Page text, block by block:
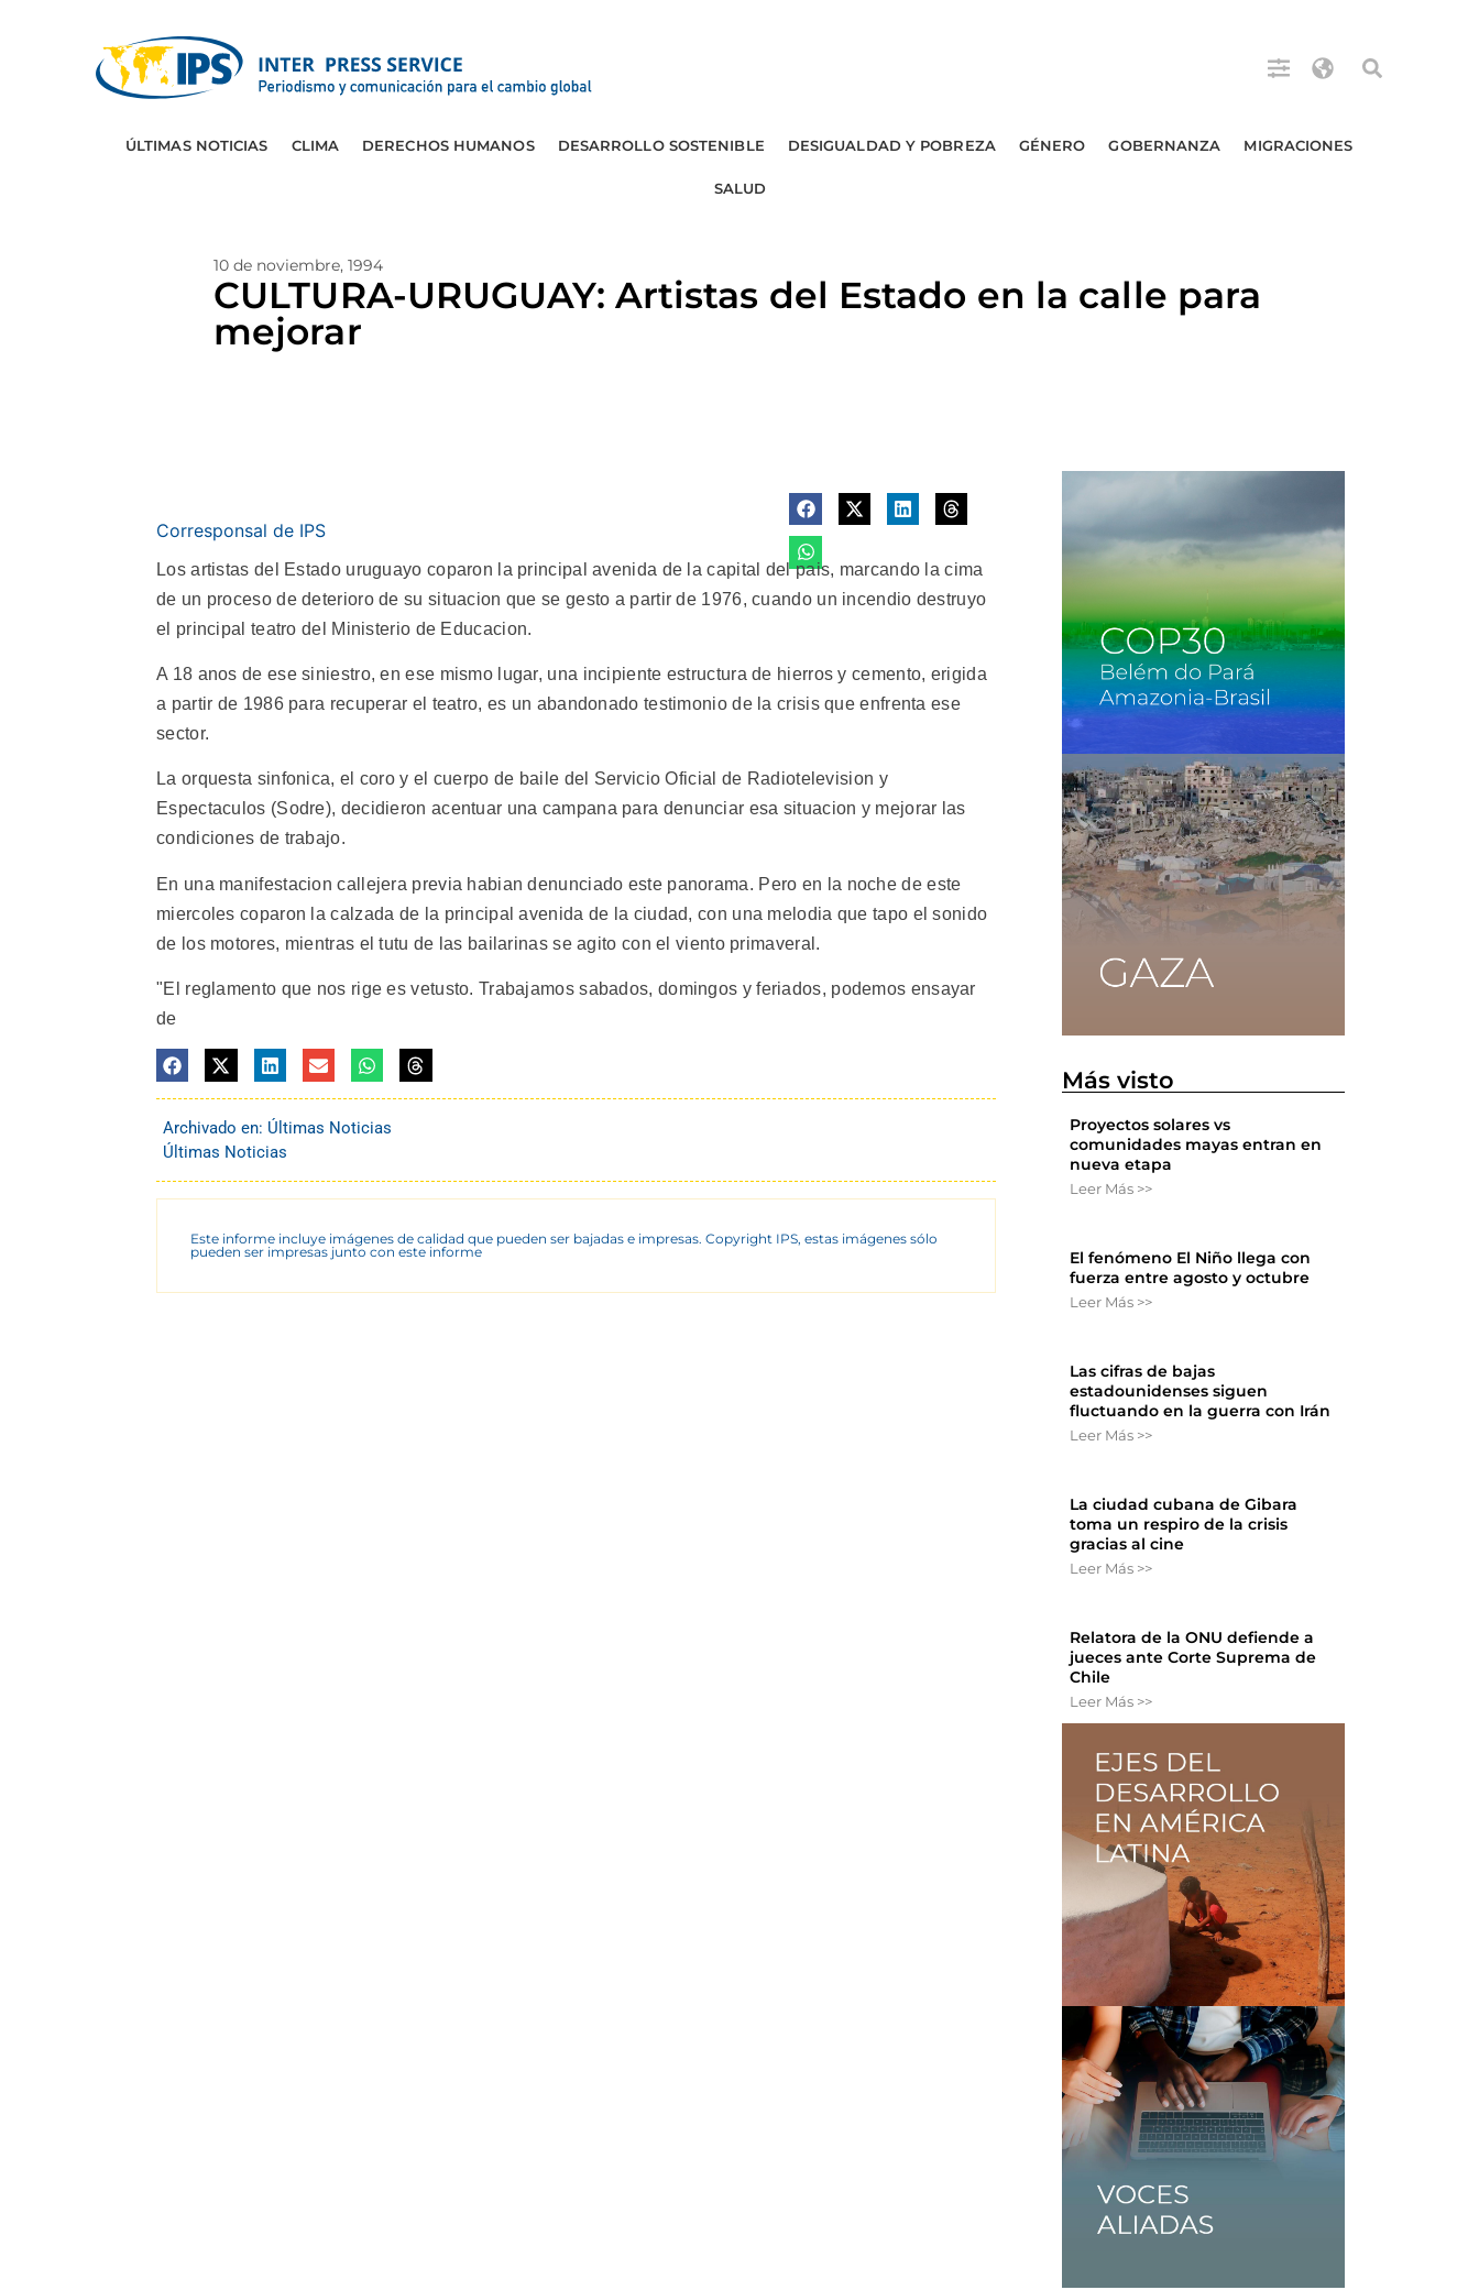
ÚLTIMAS NOTICIAS CLIMA DERECHOS HUMANOS DESARROLLO SOSTENIBLE DESIGUALDAD Y POBREZA GÉNERO GOBERNANZA MIGRACIONES
SALUD
10 de noviembre, 1994
CULTURA-URUGUAY: Artistas del Estado en la calle para
mejorar
Corresponsal de IPS
Los artistas del Estado uruguayo coparon la principal avenida de la capital del pais, marcando la cima
de un proceso de deterioro de su situacion que se gesto a partir de 1976, cuando un incendio destruyo
el principal teatro del Ministerio de Educacion.
A 18 anos de ese siniestro, en ese mismo lugar, una incipiente estructura de hierros y cemento, erigida
a partir de 1986 para recuperar el teatro, es un abandonado testimonio de la crisis que enfrenta ese
sector.
La orquesta sinfonica, el coro y el cuerpo de baile del Servicio Oficial de Radiotelevision y
Espectaculos (Sodre), decidieron acentuar una campana para denunciar esa situacion y mejorar las
condiciones de trabajo.
En una manifestacion callejera previa habian denunciado este panorama. Pero en la noche de este
miercoles coparon la calzada de la principal avenida de la ciudad, con una melodia que tapo el sonido
de los motores, mientras el tutu de las bailarinas se agito con el viento primaveral.
"El reglamento que nos rige es vetusto. Trabajamos sabados, domingos y feriados, podemos ensayar
de
Archivado en: Últimas Noticias
Últimas Noticias
Este informe incluye imágenes de calidad que pueden ser bajadas e impresas. Copyright IPS, estas imágenes sólo
pueden ser impresas junto con este informe
Más visto
Proyectos solares vs
comunidades mayas entran en
nueva etapa
Leer Más >>
El fenómeno El Niño llega con
fuerza entre agosto y octubre
Leer Más >>
Las cifras de bajas
estadounidenses siguen
fluctuando en la guerra con Irán
Leer Más >>
La ciudad cubana de Gibara
toma un respiro de la crisis
gracias al cine
Leer Más >>
Relatora de la ONU defiende a
jueces ante Corte Suprema de
Chile
Leer Más >>